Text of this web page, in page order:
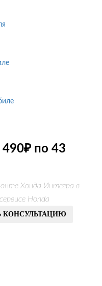
по 43
Хонда Интегра в
Honda
КОНСУЛЬТАЦИЮ